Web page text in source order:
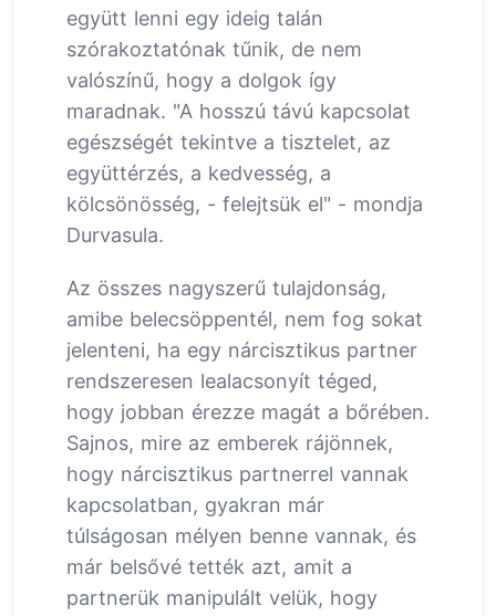
együtt lenni egy ideig talán
szórakoztatónak tűnik, de nem
valószínű, hogy a dolgok így
maradnak. "A hosszú távú kapcsolat
egészségét tekintve a tisztelet, az
együttérzés, a kedvesség, a
kölcsönösség, - felejtsük el" - mondja
Durvasula.
Az összes nagyszerű tulajdonság,
amibe belecsöppentél, nem fog sokat
jelenteni, ha egy nárcisztikus partner
rendszeresen lealacsonyít téged,
hogy jobban érezze magát a bőrében.
Sajnos, mire az emberek rájönnek,
hogy nárcisztikus partnerrel vannak
kapcsolatban, gyakran már
túlságosan mélyen benne vannak, és
már belsővé tették azt, amit a
partnerük manipulált velük, hogy